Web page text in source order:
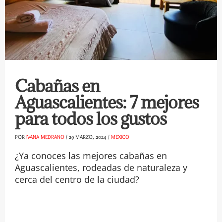
Cabañas en
Aguascalientes: 7 mejores
para todos los gustos
POR IVANA MEDRANO / 29 MARZO, 2024 / MEXICO
¿Ya conoces las mejores cabañas en
Aguascalientes, rodeadas de naturaleza y
cerca del centro de la ciudad?